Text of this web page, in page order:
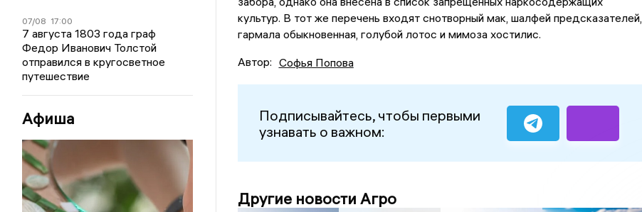
07/08 17:00
7 августа 1803 года граф
Федор Иванович Толстой
отправился в кругосветное
путешествие
Афиша
культур. В тот же перечень входят снотворный мак, шалфей предсказателей,
гармала обыкновенная, голубой лотос и мимоза хостилис.
Автор: Софья Попова
Подписывайтесь, чтобы первыми
узнавать о важном:
Другие новости Агро